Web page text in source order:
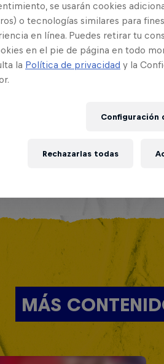
MÁS
se usarán cookies
o tecnologías similares para
en línea. Puedes retirar tu
en el pie de página en todo
la Política de privacidad y la
Configuración
Rechazarlas todas